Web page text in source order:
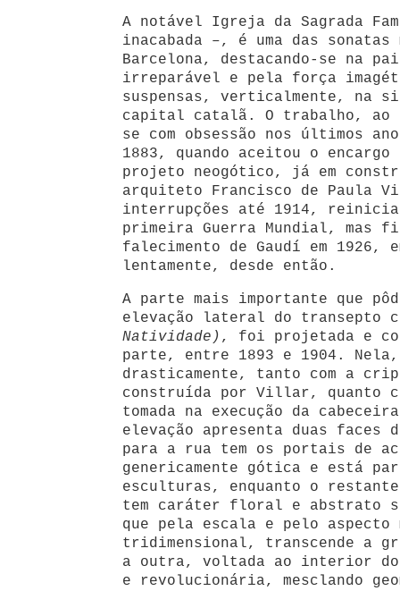
A notável Igreja da Sagrada
inacabada –, é uma das
Barcelona, destacando-se na
irreparável e pela força
suspensas, verticalmente, na
capital catalã. O trabalho, ao
se com obsessão nos últimos
1883, quando aceitou o
projeto neogótico, já em
arquiteto Francisco de Paula
interrupções até 1914,
primeira Guerra Mundial, mas
falecimento de Gaudí em 1926,
lentamente, desde então.
A parte mais importante que
elevação lateral do transepto
Natividade) , foi projetada e
parte, entre 1893 e 1904. Nela,
drasticamente, tanto com a
construída por Villar, quanto
tomada na execução da
elevação apresenta duas
para a rua tem os portais de
genericamente gótica e está
esculturas, enquanto o
tem caráter floral e abstrato
que pela escala e pelo aspecto
tridimensional, transcende a
a outra, voltada ao interior do
e revolucionária, mesclando